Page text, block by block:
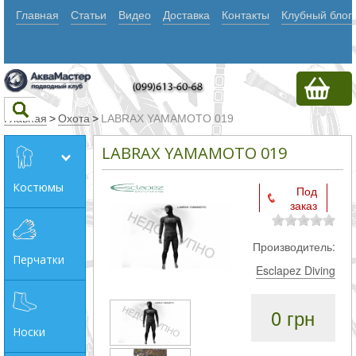
Главная Статьи Видео Доставка Контакты Клубный блог
Текст
Искать
Любое из
слов
слова
Точное
Главная >Охота > LABRAX YAMAMOTO 019
Костюмы
Перчатки
Носки
LABRAX YAMAMOTO 019
Под
заказ
Производитель:
Esclapez Diving
0 грн